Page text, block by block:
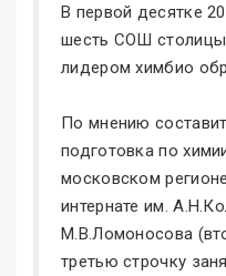
В первой десятке
шесть СОШ столицы
лидером химбио
По мнению
подготовка по
московском
интернате им.
М.В.Ломоносова
третью строчку